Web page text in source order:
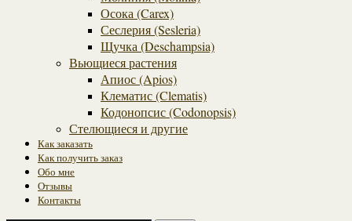
Осока (Carex)
Сеслерия (Sesleria)
Щучка (Deschampsia)
Вьющиеся растения
Апиос (Apios)
Клематис (Clematis)
Кодонопсис (Codonopsis)
Стелющиеся и другие
Как заказать
Как получить заказ
Обо мне
Отзывы
Контакты